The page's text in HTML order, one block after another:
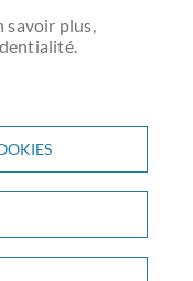
LÉGALES
savoir plus,